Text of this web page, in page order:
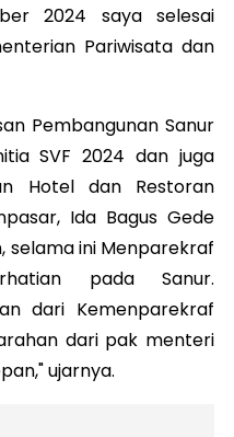
2024 saya selesai
Pariwisata dan
Pembangunan Sanur
SVF 2024 dan juga
Hotel dan Restoran
Ida Bagus Gede
selama ini Menparekraf
pada Sanur.
dari Kemenparekraf
dari pak menteri
ujarnya.